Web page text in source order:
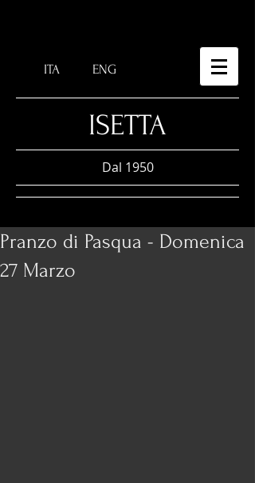
ITA ENG
​ISETTA
Dal 1950
Pranzo di Pasqua - Domenica
27 Marzo